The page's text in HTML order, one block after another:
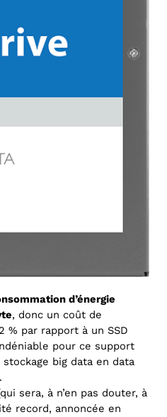
d’énergie
, donc un coût de
% par rapport à un SSD
pour ce support
big data en data
sera, à n’en pas douter, à
record, annoncée en